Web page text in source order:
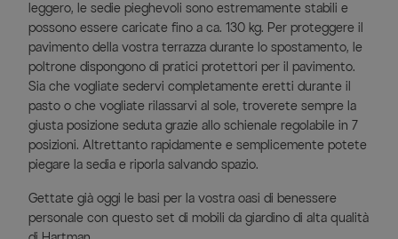
leggero, le sedie pieghevoli sono estremamente stabili e
possono essere caricate fino a ca. 130 kg. Per proteggere il
pavimento della vostra terrazza durante lo spostamento, le
poltrone dispongono di pratici protettori per il pavimento.
Sia che vogliate sedervi completamente eretti durante il
pasto o che vogliate rilassarvi al sole, troverete sempre la
giusta posizione seduta grazie allo schienale regolabile in 7
posizioni. Altrettanto rapidamente e semplicemente potete
piegare la sedia e riporla salvando spazio.
Gettate già oggi le basi per la vostra oasi di benessere
personale con questo set di mobili da giardino di alta qualità